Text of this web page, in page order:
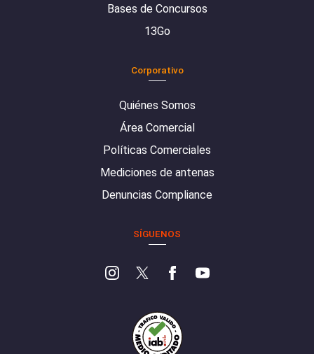
Bases de Concursos
13Go
Corporativo
Quiénes Somos
Área Comercial
Políticas Comerciales
Mediciones de antenas
Denuncias Compliance
SÍGUENOS